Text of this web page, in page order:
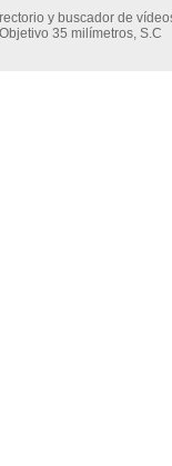
y buscador de
35 milímetros, S.C